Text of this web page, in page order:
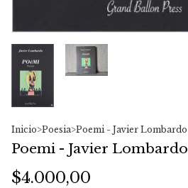
Inicio>Poesia>Poemi - Javier Lombardo
Poemi - Javier Lombardo
$4.000,00